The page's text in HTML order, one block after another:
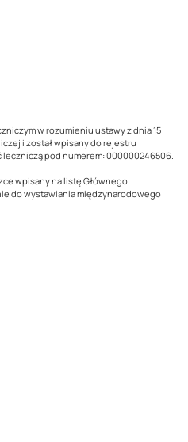
w rozumieniu ustawy z dnia 15
i został wpisany do rejestru
pod numerem: 000000246506.
wpisany na listę Głównego
do wystawiania międzynarodowego